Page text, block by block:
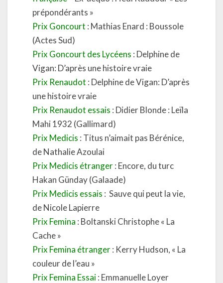
prépondérants »
Prix Goncourt : Mathias Enard : Boussole
(Actes Sud)
Prix Goncourt des Lycéens : Delphine de
Vigan: D’après une histoire vraie
Prix Renaudot : Delphine de Vigan: D’après
une histoire vraie
Prix Renaudot essais : Didier Blonde : Leïla
Mahi 1932 (Gallimard)
Prix Medicis : Titus n’aimait pas Bérénice,
de Nathalie Azoulai
Prix Medicis étranger: Encore, du turc
Hakan Günday (Galaade)
Prix Medicis essais : Sauve qui peut la vie,
de Nicole Lapierre
Prix Femina : Boltanski Christophe « La
Cache »
Prix Femina étranger: Kerry Hudson, « La
couleur de l’eau »
Prix Femina Essai: Emmanuelle Loyer